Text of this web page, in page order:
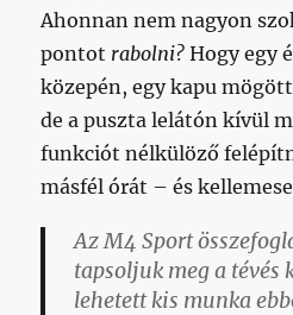
Ahonnan nem nagyon
pontot rabolni?Hogy egy
közepén, egy kapu
de a puszta lelátón kívül
funkciót nélkülöző
másfél órát – és
Az M4 Sport
tapsoljuk meg a tévés
lehetett kis munka